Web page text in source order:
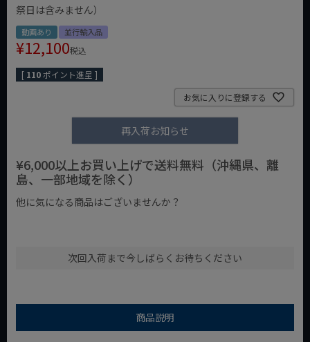
祭日は含みません）
動画あり 並行輸入品
¥12,100税込
[ 110ポイント進呈 ]
お気に入りに登録する
再入荷お知らせ
¥6,000以上お買い上げで送料無料（沖縄県、離
島、一部地域を除く）
他に気になる商品はございませんか？
次回入荷まで今しばらくお待ちください
商品説明